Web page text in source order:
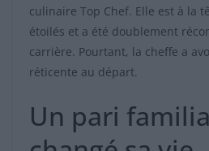
culinaire Top Chef. Elle est à la
étoilés et a été doublement
carrière. Pourtant, la cheffe a
réticente au départ.
Un pari